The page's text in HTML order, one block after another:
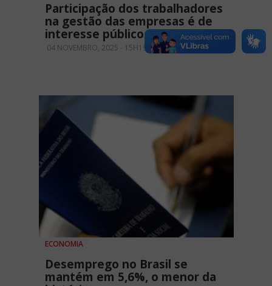
Participação dos trabalhadores
na gestão das empresas é de
interesse público
04 NOVEMBRO, 2025 - 15H19
ECONOMIA
Desemprego no Brasil se
mantém em 5,6%, o menor da